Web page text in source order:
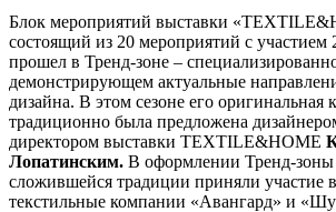
Блок мероприятий выставки
состоящий из 20 мероприятий с участием
прошел в Тренд-зоне –
демонстрирующем актуальные
дизайна. В этом сезоне его оригинальная
традиционно была предложена
директором выставки TEXTILE&HOME
Лопатинским. В оформлении Тренд-
сложившейся традиции приняли участие
текстильные компании «Авангард» и